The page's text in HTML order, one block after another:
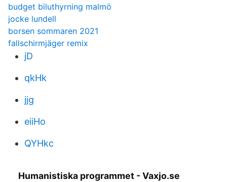
budget biluthyrning malmö
jocke lundell
borsen sommaren 2021
fallschirmjäger remix
jD
qkHk
jjg
eiiHo
QYHkc
Humanistiska programmet - Vaxjo.se